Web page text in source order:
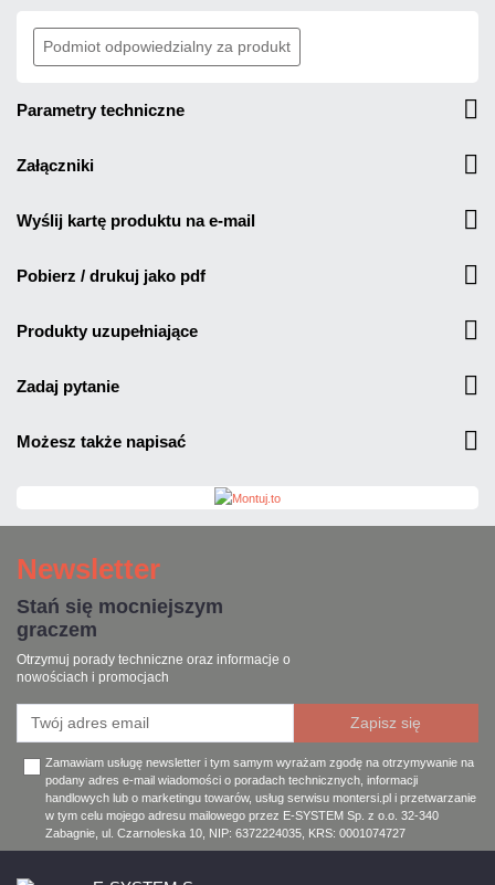
Podmiot odpowiedzialny za produkt
parametry techniczne
załączniki
wyślij kartę produktu na e-mail
pobierz / drukuj jako pdf
produkty uzupełniające
zadaj pytanie
możesz także napisać
Newsletter
Stań się mocniejszym
graczem
Otrzymuj porady techniczne oraz informacje o
nowościach i promocjach
Zamawiam usługę newsletter i tym samym wyrażam zgodę na otrzymywanie na
podany adres e-mail wiadomości o poradach technicznych, informacji
handlowych lub o marketingu towarów, usług serwisu montersi.pl i przetwarzanie
w tym celu mojego adresu mailowego przez E-SYSTEM Sp. z o.o. 32-340
Zabagnie, ul. Czarnoleska 10, NIP: 6372224035, KRS: 0001074727